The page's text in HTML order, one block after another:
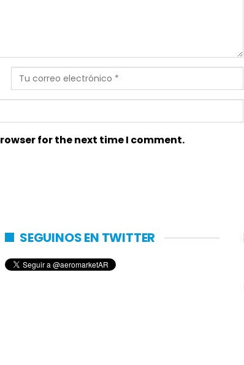
for the next time I comment.
SEGUINOS EN TWITTER